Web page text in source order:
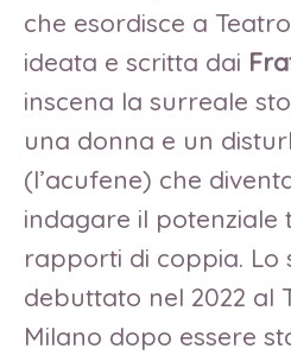
che esordisce a
ideata e scritta dai
inscena la surreale
una donna e un
(l’acufene) che
indagare il potenziale
rapporti di coppia. Lo
debuttato nel 2022 al
Milano dopo essere